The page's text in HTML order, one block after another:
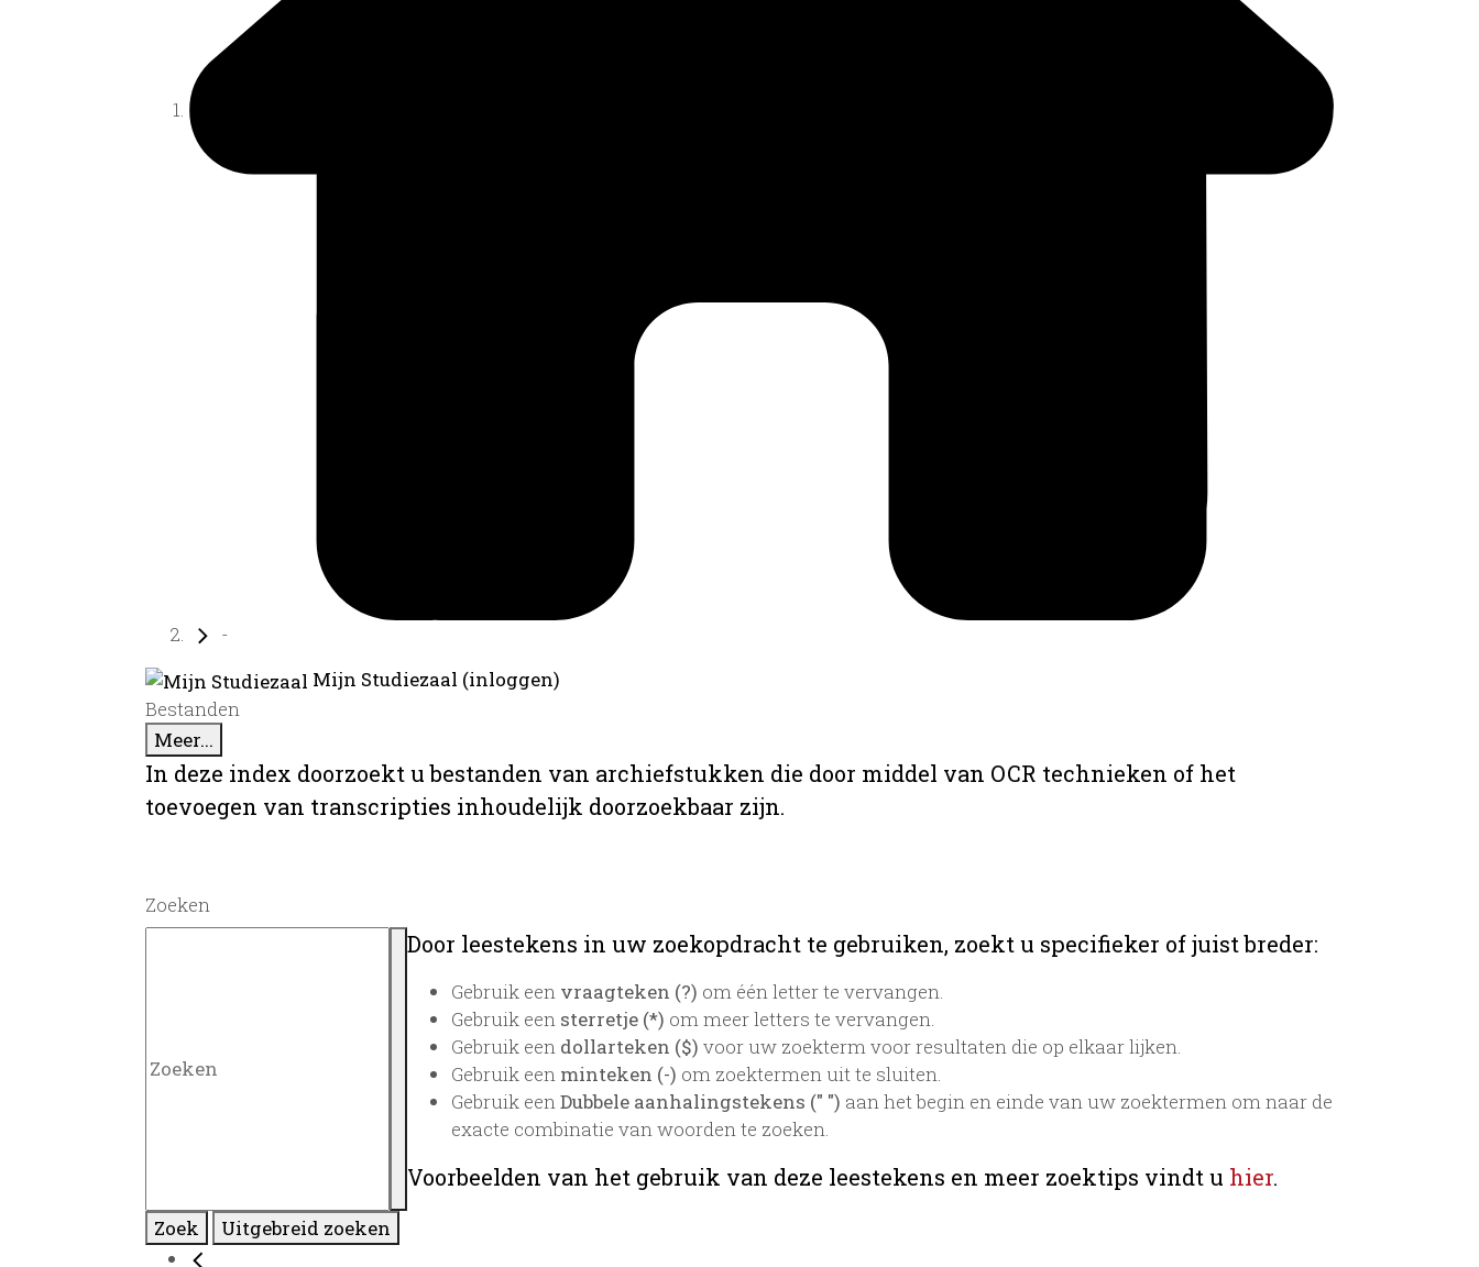
-
Mijn Studiezaal (inloggen)
Bestanden
Meer...
In deze index doorzoekt u bestanden van archiefstukken die door middel van OCR technieken of het
toevoegen van transcripties inhoudelijk doorzoekbaar zijn.
Zoeken
Door leestekens in uw zoekopdracht te gebruiken, zoekt u specifieker of juist breder:
Gebruik een vraagteken (?) om één letter te vervangen.
Gebruik een sterretje (*) om meer letters te vervangen.
Gebruik een dollarteken ($) voor uw zoekterm voor resultaten die op elkaar lijken.
Gebruik een minteken (-) om zoektermen uit te sluiten.
Gebruik eenDubbele aanhalingstekens (" ") aan het begin en einde van uw zoektermen om naar de
exacte combinatie van woorden te zoeken.
Voorbeelden van het gebruik van deze leestekens en meer zoektips vindt u hier.
Zoek Uitgebreid zoeken